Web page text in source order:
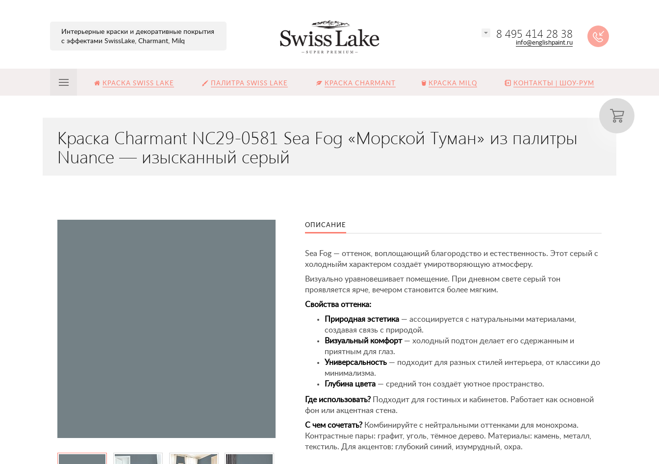
Интерьерные краски и декоративные покрытия
с эффектами SwissLake, Charmant, Milq
8 495 414 28 38
info@englishpaint.ru
КРАСКА SWISS LAKE ПАЛИТРА SWISS LAKE КРАСКА CHARMANT КРАСКА MILQ КОНТАКТЫ | ШОУ-РУМ
Краска Charmant NC29-0581 Sea Fog «Морской Туман» из палитры
Nuance — изысканный серый
ОПИСАНИЕ
Sea Fog — оттенок, воплощающий благородство и естественность. Этот серый с
холодныйм характером создаёт умиротворяющую атмосферу.
Визуально уравновешивает помещение. При дневном свете серый тон
проявляется ярче, вечером становится более мягким.
Свойства оттенка:
Природная эстетика — ассоциируется с натуральными материалами,
создавая связь с природой.
Визуальный комфорт— холодный подтон делает его сдержанным и
приятным для глаз.
Универсальность — подходит для разных стилей интерьера, от классики до
минимализма.
Глубина цвета — средний тон создаёт уютное пространство.
Где использовать? Подходит для гостиных и кабинетов. Работает как основной
фон или акцентная стена.
С чем сочетать? Комбинируйте с нейтральными оттенками для монохрома.
Контрастные пары: графит, уголь, тёмное дерево. Материалы: камень, металл,
текстиль. Для акцентов: глубокий синий, изумрудный, охра.